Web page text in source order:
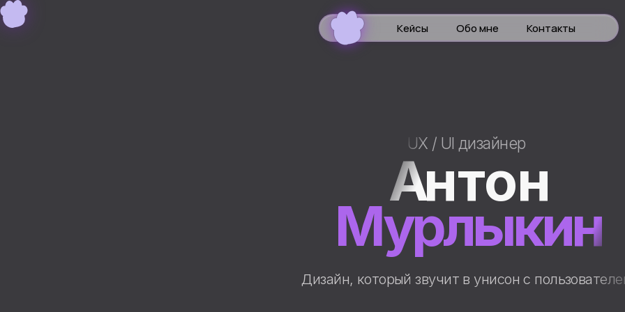
Кейсы Обо мне Контакты
н
о
нт
Мурлыкин
Дизайн, который звучит в унисон с пользователем